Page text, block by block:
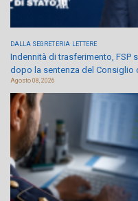
DALLA SEGRETERIA LETTERE
Indennità di trasferimento, FSP
dopo la sentenza del Consiglio
Agosto 08, 2026